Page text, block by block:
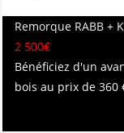
Remorque RABB +
2 500€
Bénéficiez d'un
bois au prix de 360